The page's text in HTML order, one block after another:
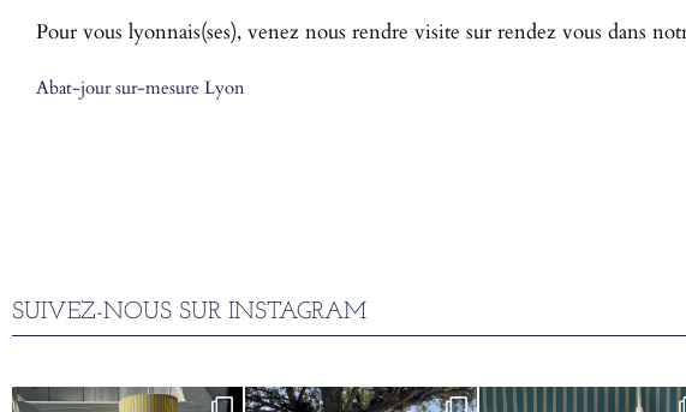
Pour vous lyonnais(ses), venez nous rendre visite sur rendez vous dans
Abat-jour sur-mesure Lyon
SUIVEZ-NOUS SUR INSTAGRAM